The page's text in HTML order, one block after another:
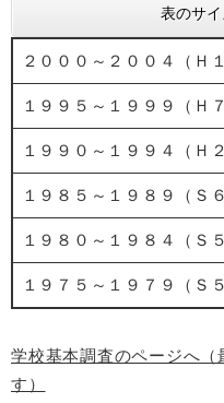
表のサ
２０００～２００４（Ｈ
１９９５～１９９９（Ｈ
１９９０～１９９４（Ｈ
１９８５～１９８９（Ｓ
１９８０～１９８４（Ｓ
１９７５～１９７９（Ｓ
学校基本調査のページへ（
す）